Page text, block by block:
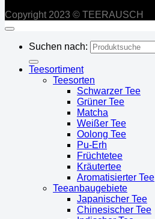
Copyright 2023 © TEERAUSCH
Suchen nach:
Teesortiment
Teesorten
Schwarzer Tee
Grüner Tee
Matcha
Weißer Tee
Oolong Tee
Pu-Erh
Früchtetee
Kräutertee
Aromatisierter Tee
Teeanbaugebiete
Japanischer Tee
Chinesischer Tee